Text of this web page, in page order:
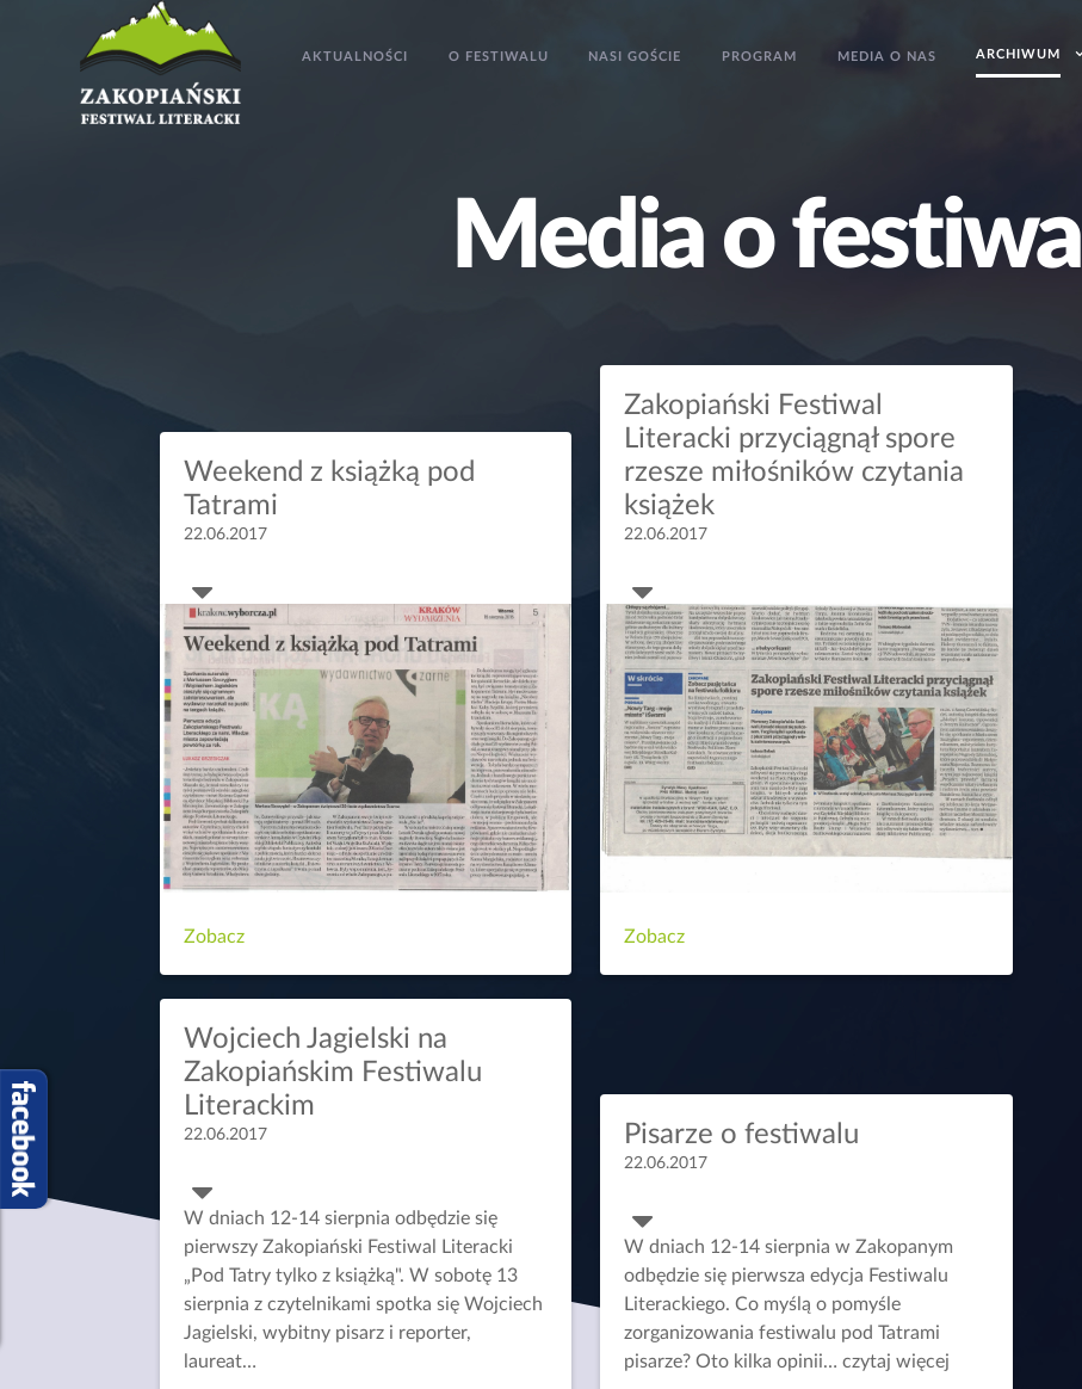
AKTUALNOŚCI O FESTIWALU NASI GOŚCIE PROGRAM MEDIA O NAS ARCHIWUM
Media o festiwal
Weekend z książką pod
Tatrami
22.06.2017
Zobacz
Zakopiański Festiwal
Literacki przyciągnął spore
rzesze miłośników czytania
książek
22.06.2017
Zobacz
Wojciech Jagielski na
Zakopiańskim Festiwalu
Literackim
22.06.2017
W dniach 12-14 sierpnia odbędzie się
pierwszy Zakopiański Festiwal Literacki
„Pod Tatry tylko z książką". W sobotę 13
sierpnia z czytelnikami spotka się Wojciech
Jagielski, wybitny pisarz i reporter,
laureat…
Pisarze o festiwalu
22.06.2017
W dniach 12-14 sierpnia w Zakopanym
odbędzie się pierwsza edycja Festiwalu
Literackiego. Co myślą o pomyśle
zorganizowania festiwalu pod Tatrami
pisarze? Oto kilka opinii… czytaj więcej